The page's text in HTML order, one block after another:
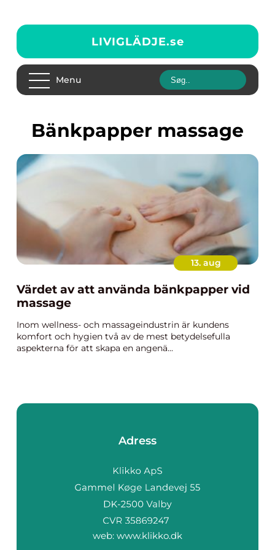
LIVIGLÄDJE.se
Menu
bänkpapper massage
13. aug
Värdet av att använda bänkpapper vid
massage
Inom wellness- och massageindustrin är kundens
komfort och hygien två av de mest betydelsefulla
aspekterna för att skapa en angenä...
Adress
web: www.klikko.dk